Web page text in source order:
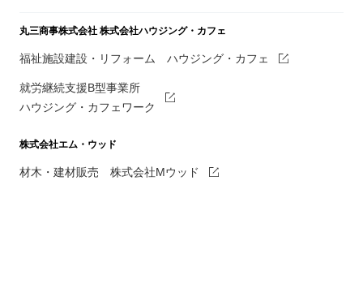
丸三商事株式会社 株式会社ハウジング・カフェ
福祉施設建設・リフォーム ハウジング・カフェ
就労継続支援B型事業所
ハウジング・カフェワーク
株式会社エム・ウッド
材木・建材販売 株式会社Mウッド